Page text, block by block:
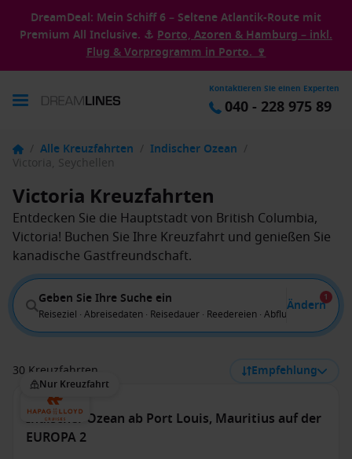
DreamDeal: Mein Schiff 6 – Seltene Atlantik-Route mit
Premium All Inclusive. ⚓ Porto, Azoren & Hamburg – inkl.
Flug & Vorprogramm in Porto. 🍷
Kontaktieren Sie einen Experten
040 - 228 975 89
/ Alle Kreuzfahrten / Indischer Ozean /
Victoria, Seychellen
Victoria Kreuzfahrten
Entdecken Sie die Hauptstadt von British Columbia,
Victoria! Buchen Sie Ihre Kreuzfahrt und genießen Sie
kanadische Gastfreundschaft.
Geben Sie Ihre Suche ein
Reiseziel · Abreisedaten · Reisedauer · Reedereien · Abflug von
Ändern
1
30 Kreuzfahrten Empfehlung
Nur Kreuzfahrt
Indischer Ozean ab Port Louis, Mauritius auf der
EUROPA 2